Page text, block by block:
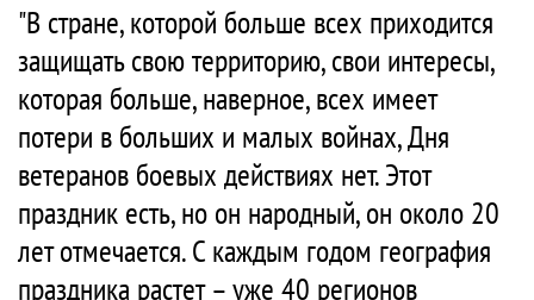
"В стране, которой больше всех приходится
защищать свою территорию, свои интересы,
которая больше, наверное, всех имеет
потери в больших и малых войнах, Дня
ветеранов боевых действиях нет. Этот
праздник есть, но он народный, он около 20
лет отмечается. С каждым годом география
праздника растет – уже 40 регионов